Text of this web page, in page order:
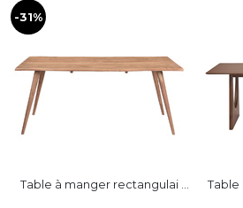
-31%
Table à manger rectangulai ... Table